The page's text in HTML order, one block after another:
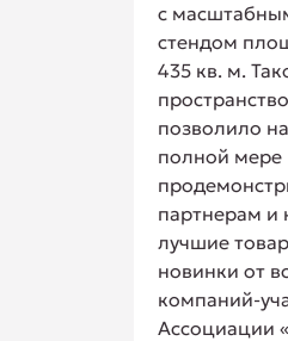
с
стендом
435 кв. м.
пространство
позволило
полной мере
партнерам и
лучшие
новинки от
компаний-
Ассоциации